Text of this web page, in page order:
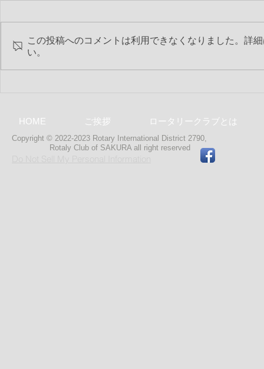
第2236回 2017-18年度 最終
この投稿へのコメントは利用できなくなりました。詳
い。
HOME ご挨拶 ロータリークラブとは
Copyright © 2022-2023 Rotary International District 2790,
Rotaly Club of SAKURA all right reserved